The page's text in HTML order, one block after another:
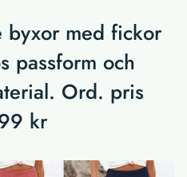
byxor med fickor
passform och
Ord. pris
kr